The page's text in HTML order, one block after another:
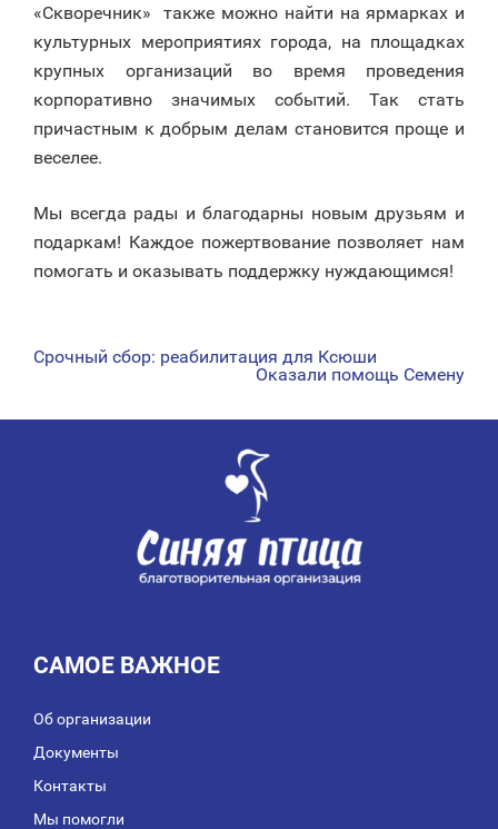
«Скворечник» также можно найти на ярмарках и
культурных мероприятиях города, на площадках
крупных организаций во время проведения
корпоративно значимых событий. Так стать
причастным к добрым делам становится проще и
веселее.
Мы всегда рады и благодарны новым друзьям и
подаркам! Каждое пожертвование позволяет нам
помогать и оказывать поддержку нуждающимся!
НАВИГАЦИЯ
Срочный сбор: реабилитация для Ксюши
Оказали помощь Семену
САМОЕ ВАЖНОЕ
Об организации
Документы
Контакты
Мы помогли